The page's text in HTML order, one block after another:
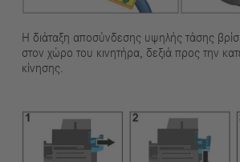
Η διάταξη αποσύνδεσης υψηλής τάσης
στον χώρο του κινητήρα, δεξιά προς την
κίνησης.